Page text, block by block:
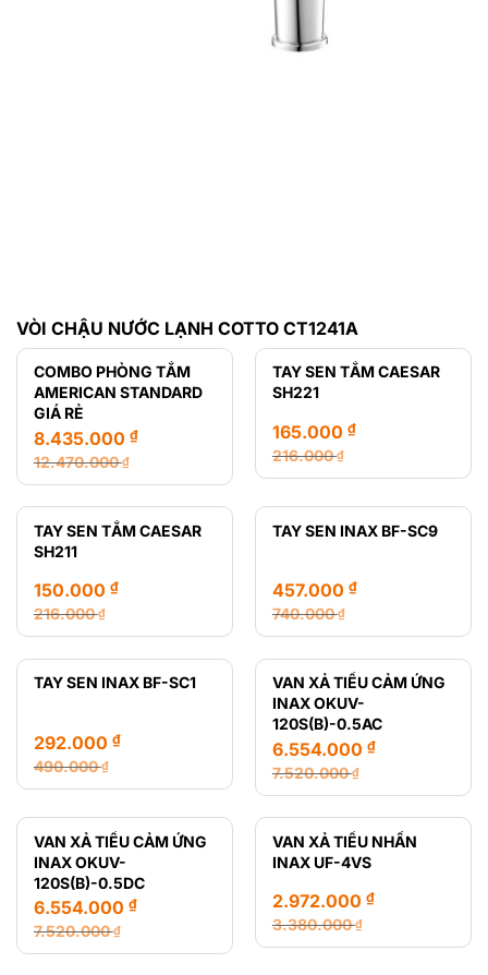
VÒI CHẬU NƯỚC LẠNH COTTO CT1241A
COMBO PHÒNG TẮM
AMERICAN STANDARD
GIÁ RẺ
12.470.000₫
Giá
gốc
là:
12.470.000 ₫.
8.435.000 ₫
Giá
hiện
tại
là:
TAY SEN TẮM CAESAR
SH221
216.000₫
Giá
216.000 ₫.
165.000 ₫
Giá
là:
TAY SEN TẮM CAESAR
SH211
216.000₫
Giá
gốc
là:
150.000 ₫
Giá
hiện
tại
TAY SEN INAX BF-SC9
740.000₫
Giá
gốc
là:
740.000 ₫.
457.000 ₫
Giá
hiện
tại
là:
457.000 ₫.
TAY SEN INAX BF-SC1
490.000₫
Giá
490.000 ₫.
292.000 ₫
Giá
là:
292.000 ₫.
VAN XẢ TIỂU CẢM ỨNG
INAX OKUV-
120S(B)-0.5AC
7.520.000₫
Giá
gốc
là:
7.520.000 ₫.
6.554.000 ₫
Giá
hiện
tại
là:
VAN XẢ TIỂU CẢM ỨNG
INAX OKUV-
120S(B)-0.5DC
7.520.000₫
Giá
6.554.000 ₫
Giá
VAN XẢ TIỂU NHẤN
INAX UF-4VS
3.380.000₫
Giá
2.972.000 ₫
Giá